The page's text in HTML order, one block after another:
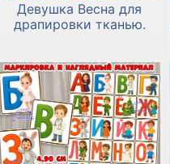
Девушка Весна для
драпировки тканью.